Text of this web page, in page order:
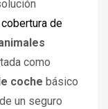
cobertura de
como
coche básico
un seguro